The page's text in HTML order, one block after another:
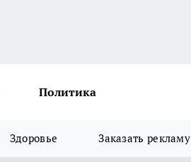
Политика
Здоровье Заказать рекламу